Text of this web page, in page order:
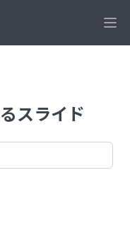
スライド